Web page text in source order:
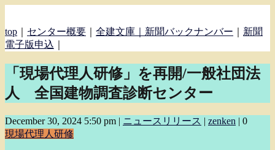
top センター概要 全建文庫｜ 新聞バックナンバー
新聞
電子版申込
「現場代理人研修」を再開/一般社団法
人 全国建物調査診断センター
December 30, 2024 5:50 pm | ニュースリリース | zenken | 0
現場代理人研修